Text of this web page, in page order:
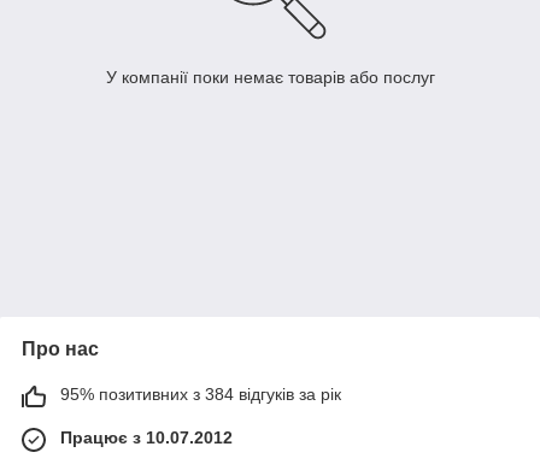
У компанії поки немає товарів або послуг
Про нас
95% позитивних з 384 відгуків за рік
Працює з 10.07.2012